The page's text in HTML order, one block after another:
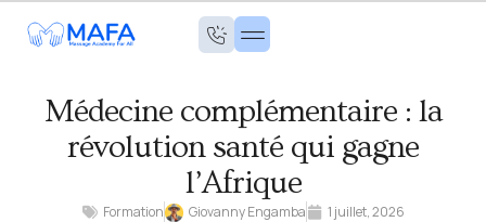
Médecine complémentaire : la
révolution santé qui gagne
l’Afrique
Formation Giovanny Engamba 1 juillet, 2026